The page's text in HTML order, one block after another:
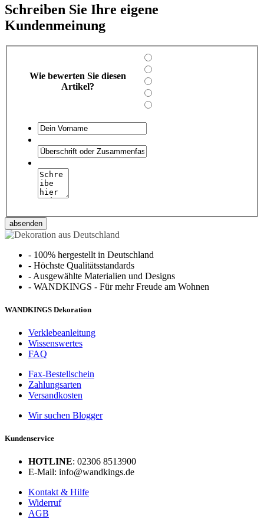
Schreiben Sie Ihre eigene
Kundenmeinung
Wie bewerten Sie diesen
Artikel?
absenden
- 100% hergestellt in Deutschland
- Höchste Qualitätsstandards
- Ausgewählte Materialien und Designs
- WANDKINGS - Für mehr Freude am Wohnen
WANDKINGS Dekoration
Verklebeanleitung
Wissenswertes
FAQ
Fax-Bestellschein
Zahlungsarten
Versandkosten
Wir suchen Blogger
Kundenservice
HOTLINE: 02306 8513900
E-Mail: info@wandkings.de
Kontakt & Hilfe
Widerruf
AGB